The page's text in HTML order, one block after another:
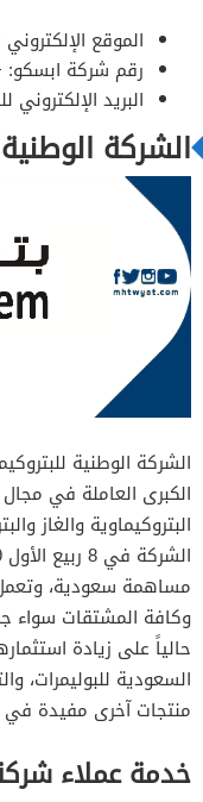
الموقع
رقم شركة ابسكو: +966
البريد الإلكتروني
الشركة
الشركة الوطنية
الكبرى العاملة في
البتروكيماوية والغاز
مساهمة سعودية، وتعمل
وكافة المشتقات سواء
حالياً على زيادة
السعودية للبوليمرات،
منتجات آخرى مفيدة في
خدمة عملاء